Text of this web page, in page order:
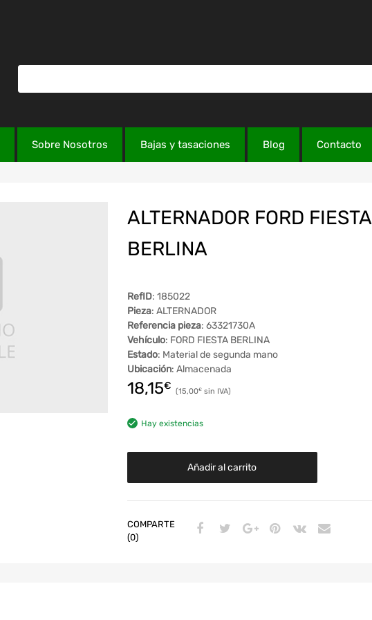
Sobre Nosotros Bajas y tasaciones Blog Contacto
ALTERNADOR FORD FIESTA
BERLINA
RefID: 185022
Pieza: ALTERNADOR
Referencia pieza: 63321730A
Vehículo: FORD FIESTA BERLINA
Estado: Material de segunda mano
Ubicación: Almacenada
18,15€ 15,00€
Hay existencias
Añadir al carrito
COMPARTE
(0)